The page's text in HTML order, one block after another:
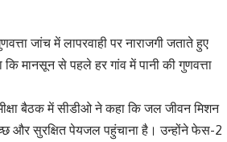
जांच में लापरवाही पर नाराजगी जताते हुए
मानसून से पहले हर गांव में पानी की गुणवत्ता
बैठक में सीडीओ ने कहा कि जल जीवन मिशन
और सुरक्षित पेयजल पहुंचाना है। उन्होंने फेस-2